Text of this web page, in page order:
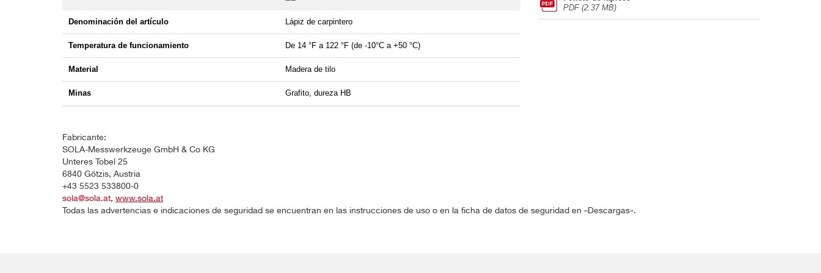
Denominación del artículo Lápiz de carpintero
Temperatura de funcionamiento De 14 °F a 122 °F (de -10°C a +50 °C)
Material Madera de tilo
Minas Grafito, dureza HB
PDF (2.37 MB)
Fabricante:
SOLA-Messwerkzeuge GmbH & Co KG
Unteres Tobel 25
6840 Götzis, Austria
+43 5523 533800-0
sola@sola.at, www.sola.at
Todas las advertencias e indicaciones de seguridad se encuentran en las instrucciones de uso o en la ficha de datos de seguridad en «Descargas».